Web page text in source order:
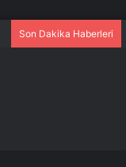
Son Dakika Haberleri